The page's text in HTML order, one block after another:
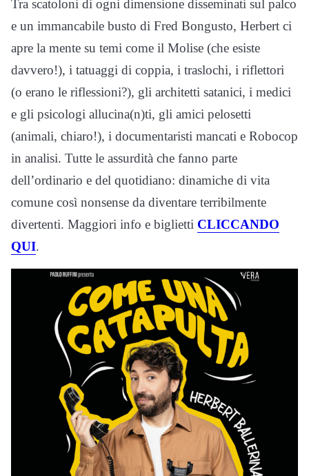
Tra scatoloni di ogni dimensione disseminati sul palco
e un immancabile busto di Fred Bongusto, Herbert ci
apre la mente su temi come il Molise (che esiste
davvero!), i tatuaggi di coppia, i traslochi, i riflettori
(o erano le riflessioni?), gli architetti satanici, i medici
e gli psicologi allucina(n)ti, gli amici pelosetti
(animali, chiaro!), i documentaristi mancati e Robocop
in analisi. Tutte le assurdità che fanno parte
dell’ordinario e del quotidiano: dinamiche di vita
comune così nonsense da diventare terribilmente
divertenti. Maggiori info e biglietti CLICCANDO
QUI.